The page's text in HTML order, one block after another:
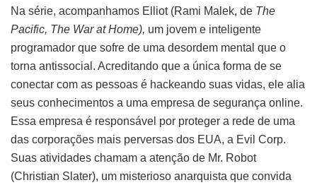
Na série, acompanhamos Elliot (Rami Malek, de The
Pacific, The War at Home), um jovem e inteligente
programador que sofre de uma desordem mental que o
torna antissocial. Acreditando que a única forma de se
conectar com as pessoas é hackeando suas vidas, ele alia
seus conhecimentos a uma empresa de segurança online.
Essa empresa é responsável por proteger a rede de uma
das corporações mais perversas dos EUA, a Evil Corp.
Suas atividades chamam a atenção de Mr. Robot
(Christian Slater), um misterioso anarquista que convida